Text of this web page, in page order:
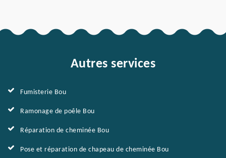
Autres services
Fumisterie Bou
Ramonage de poêle Bou
Réparation de cheminée Bou
Pose et réparation de chapeau de cheminée Bou